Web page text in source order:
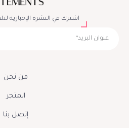
اشترك في النشرة الإخبارية
من نحن
المتجر
إتصل بنا